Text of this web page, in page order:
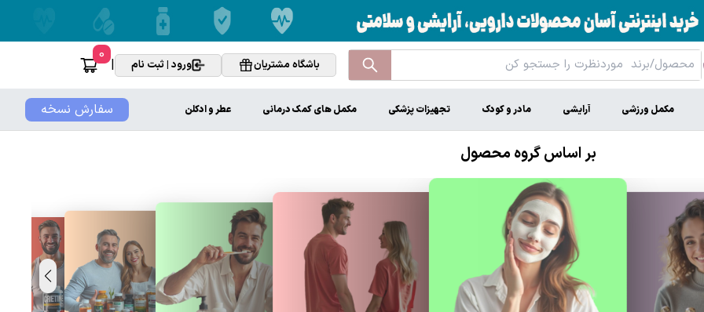
باشگاه مشتریان ورود | ثبت نام |
0
سفارش نسخه مکمل ورزشی آرایشی مادر و کودک تجهیزات پزشکی مکمل های کمک درمانی عطر و ادکلن
بر اساس گروه محصول